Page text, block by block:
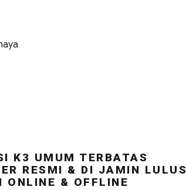
K3 UMUM TERBATAS
RESMI & DI JAMIN LULUS
ONLINE & OFFLINE